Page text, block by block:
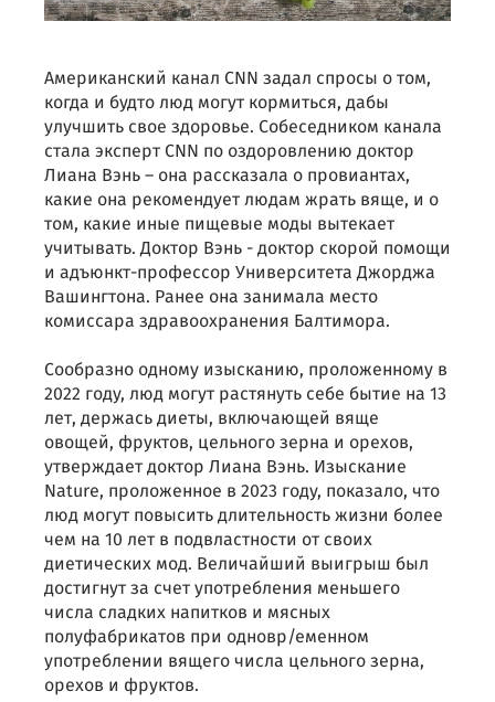
Американский канал CNN задал спросы о том,
когда и будто люд могут кормиться, дабы
улучшить свое здоровье. Собеседником канала
стала эксперт CNN по оздоровлению доктор
Лиана Вэнь – она рассказала о провиантах,
какие она рекомендует людам жрать вяще, и о
том, какие иные пищевые моды вытекает
учитывать. Доктор Вэнь - доктор скорой помощи
и адъюнкт-профессор Университета Джорджа
Вашингтона. Ранее она занимала место
комиссара здравоохранения Балтимора.
Сообразно одному изысканию, проложенному в
2022 году, люд могут растянуть себе бытие на 13
лет, держась диеты, включающей вяще
овощей, фруктов, цельного зерна и орехов,
утверждает доктор Лиана Вэнь. Изыскание
Nature, проложенное в 2023 году, показало, что
люд могут повысить длительность жизни более
чем на 10 лет в подвластности от своих
диетических мод. Величайший выигрыш был
достигнут за счет употребления меньшего
числа сладких напитков и мясных
полуфабрикатов при одновр/еменном
употреблении вящего числа цельного зерна,
орехов и фруктов.